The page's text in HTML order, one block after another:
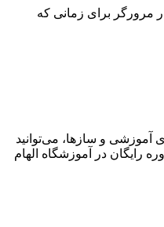
مرورگر برای زمانی که
آموزشی و سازها، می‌توانید
رایگان در آموزشگاه الهام